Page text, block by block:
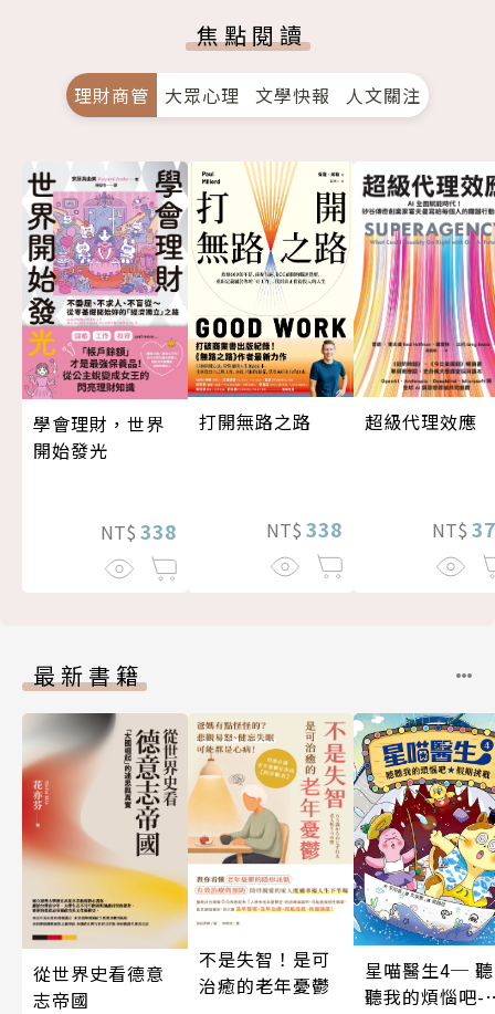
焦點閱讀
理財商管 大眾心理 文學快報 人文關注
學會理財，世界
開始發光
NT$ 338
打開無路之路
NT$ 338
超級代理效應
NT$
最新書籍
從世界史看德意
志帝國
不是失智！是可
治癒的老年憂鬱
星喵醫生4─ 聽
聽我的煩惱吧-